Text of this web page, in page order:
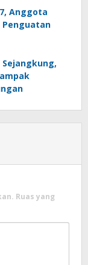
Anggota
Penguatan
Ruas yang